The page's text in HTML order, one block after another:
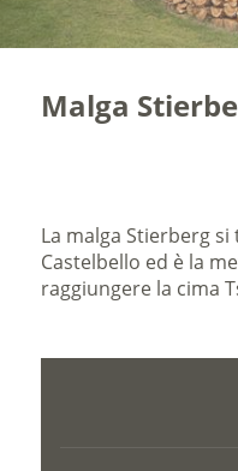
Malga
La malga Stierberg
Castelbello ed è la
raggiungere la cima